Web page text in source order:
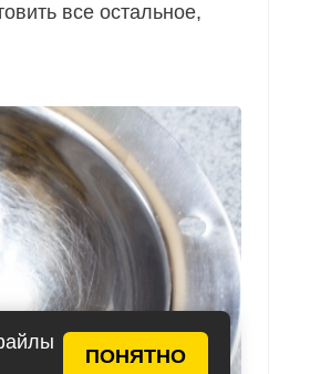
ПОНЯТНО
все остальное,